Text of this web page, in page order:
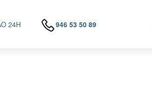
24H 946 53 50 89